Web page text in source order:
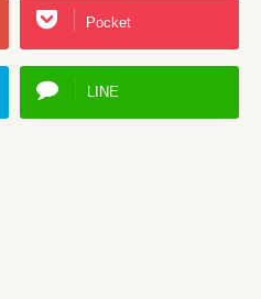
Pocket
LINE